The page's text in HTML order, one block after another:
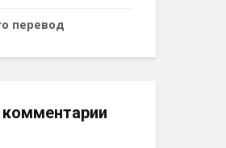
перевод